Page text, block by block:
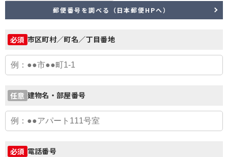
郵便番号を調べる（日本郵便HPへ）
必須 市区町村／町名／丁目番地
任意 建物名・部屋番号
必須 電話番号